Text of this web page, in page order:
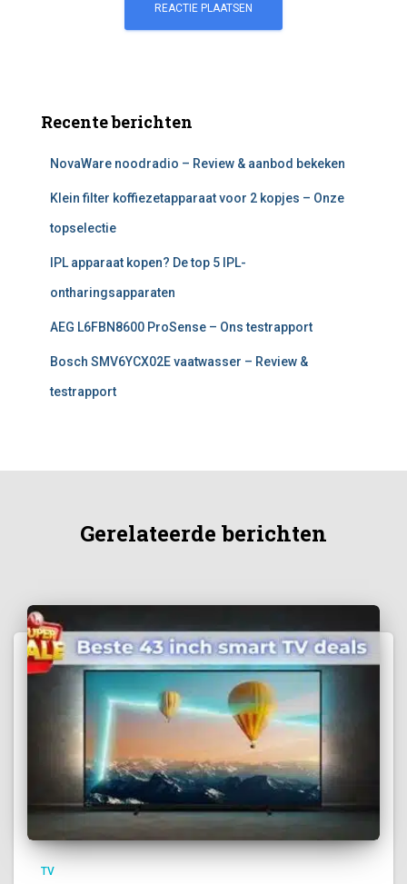
Recente berichten
NovaWare noodradio – Review & aanbod bekeken
Klein filter koffiezetapparaat voor 2 kopjes – Onze
topselectie
IPL apparaat kopen? De top 5 IPL-
ontharingsapparaten
AEG L6FBN8600 ProSense – Ons testrapport
Bosch SMV6YCX02E vaatwasser – Review &
testrapport
Gerelateerde berichten
TV